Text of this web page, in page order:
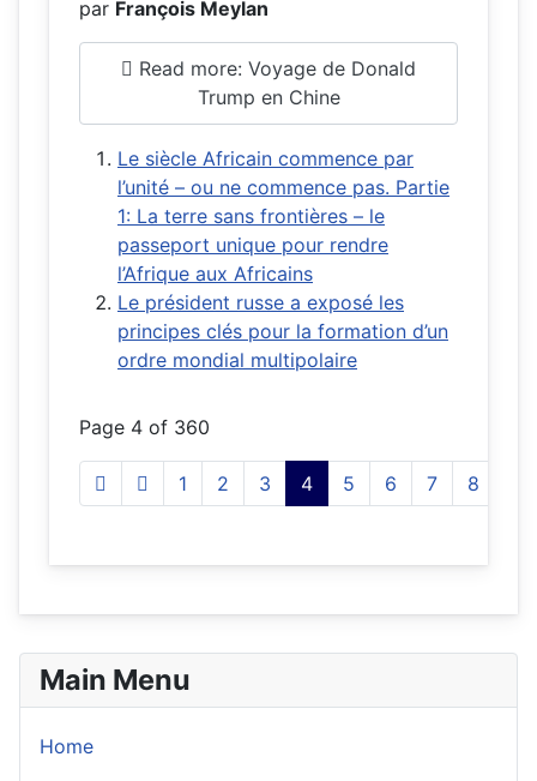
par François Meylan
Read more: Voyage de Donald
Trump en Chine
Le siècle Africain commence par
l’unité – ou ne commence pas. Partie
1: La terre sans frontières – le
passeport unique pour rendre
l’Afrique aux Africains
Le président russe a exposé les
principes clés pour la formation d’un
ordre mondial multipolaire
Page 4 of 360
1 2 3 4 5 6 7 8
Main Menu
Home